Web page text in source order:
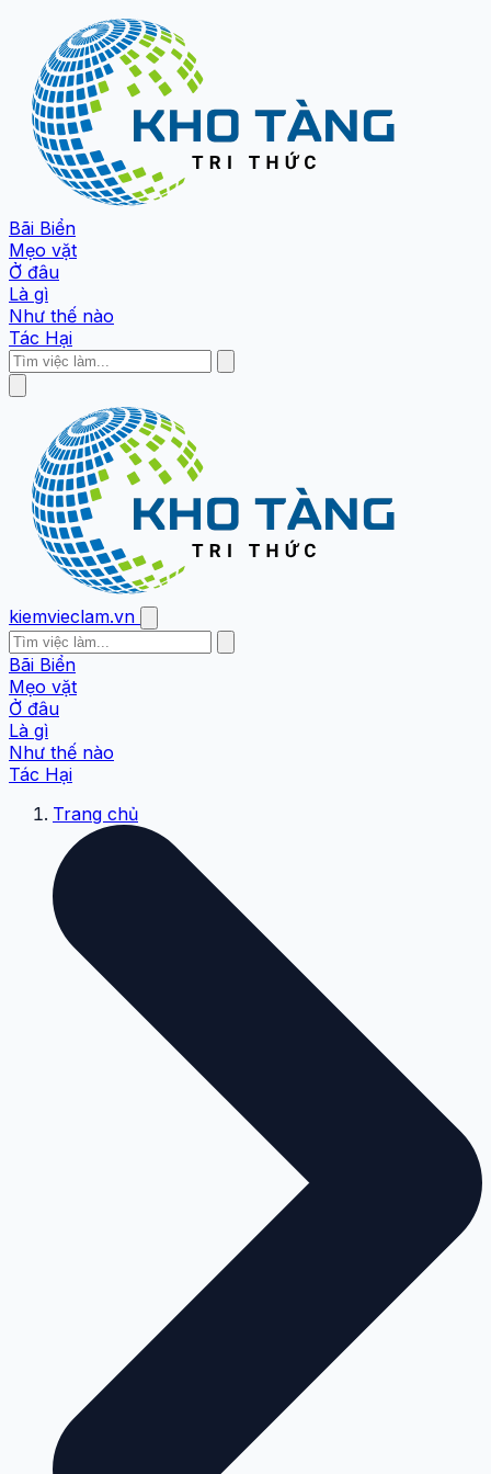
Bãi Biển
Mẹo vặt
Ở đâu
Là gì
Như thế nào
Tác Hại
kiemvieclam.vn
Bãi Biển
Mẹo vặt
Ở đâu
Là gì
Như thế nào
Tác Hại
Trang chủ